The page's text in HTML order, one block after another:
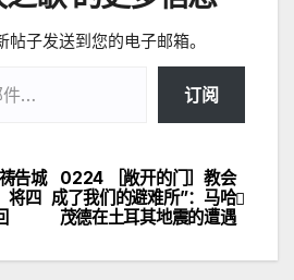
帖子发送到您的电子邮箱。
订阅
0224 ［敞开的门］教会
成了我们的避难所”：马哈
茂德在土耳其地震的遭遇
告城
将四